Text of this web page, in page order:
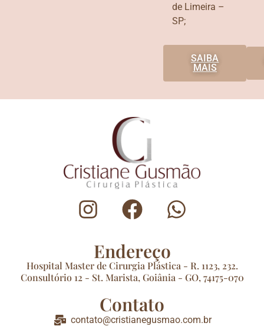
de Limeira –
SP;
SAIBA
MAIS
Endereço
Hospital Master de Cirurgia Plástica - R. 1123, 232.
Consultório 12 - St. Marista, Goiânia - GO, 74175-070
Contato
contato@cristianegusmao.com.br